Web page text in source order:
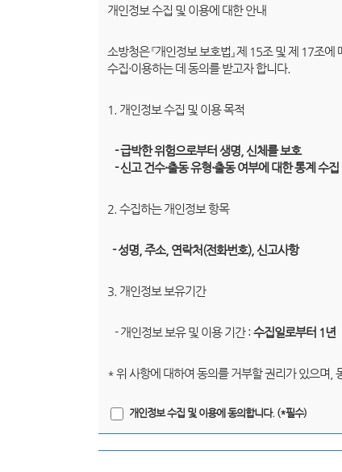
개인정보 수집 및 이용에 대한 안내
소방청은 『개인정보 보호법』 제 15조 및 제 17조
수집·이용하는 데 동의를 받고자 합니다.
1. 개인정보 수집 및 이용 목적
- 급박한 위험으로부터 생명, 신체를 보호
- 신고 건수·출동 유형·출동 여부에 대한 통계 수집
2. 수집하는 개인정보 항목
- 성명, 주소, 연락처(전화번호), 신고사항
3. 개인정보 보유기간
- 개인정보 보유 및 이용 기간 : 수집일로부터 1년
* 위 사항에 대하여 동의를 거부할 권리가 있으며,
개인정보 수집 및 이용에 동의합니다. (*필수)